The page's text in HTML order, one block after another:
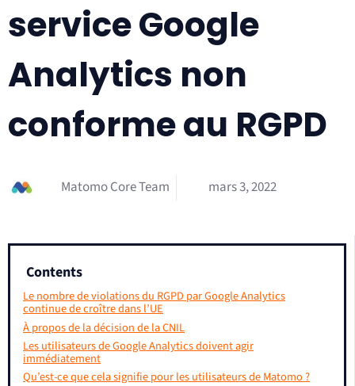
service Google
Analytics non
conforme au RGPD
Matomo Core Team mars 3, 2022
Contents
Le nombre de violations du RGPD par Google Analytics
continue de croître dans l’UE
À propos de la décision de la CNIL
Les utilisateurs de Google Analytics doivent agir
immédiatement
Qu’est-ce que cela signifie pour les utilisateurs de Matomo ?